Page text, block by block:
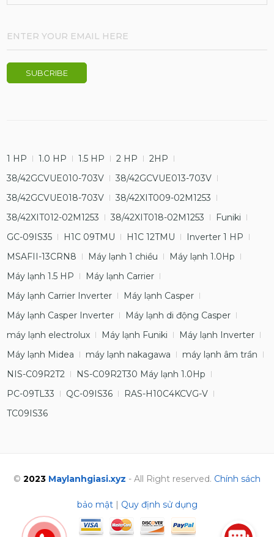
1 HP 1.0 HP 1.5 HP 2 HP
2HP
38/42GCVUE010-703V
38/42GCVUE013-703V
38/42GCVUE018-703V
38/42XIT009-02M1253
38/42XIT012-02M1253
38/42XIT018-02M1253
Funiki
GC-09IS35
H1C 09TMU H1C 12TMU
Inverter 1 HP
MSAFII-13CRN8
Máy lạnh 1 chiều
Máy lạnh 1.0Hp
Máy lạnh 1.5 HP
Máy lạnh Carrier
Máy lạnh Carrier Inverter
Máy lạnh Casper
Máy lạnh Casper Inverter
Máy lạnh di động Casper
máy lạnh electrolux
Máy lạnh Funiki
Máy lạnh Inverter
Máy lạnh Midea
máy lạnh nakagawa
máy lạnh âm trần
NIS-C09R2T2
NS-C09R2T30 Máy lạnh 1.0Hp
PC-09TL33
QC-09IS36
RAS-H10C4KCVG-V
TC09IS36
© 2023 Maylanhgiasi.xyz - All Right reserved. Chính sách
bảo mật| Quy định sử dụng